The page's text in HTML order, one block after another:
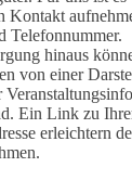
Kontakt
Telefonnummer.
hinaus
von einer
Ein Link zu
erleichtern